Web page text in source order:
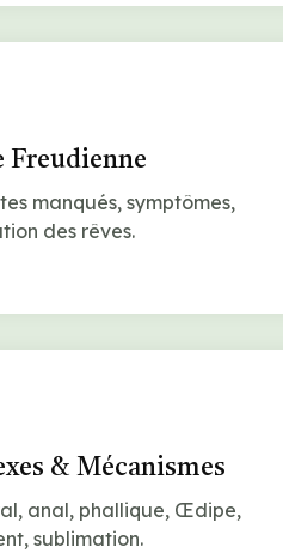
Freudienne
manqués, symptômes,
des rêves.
& Mécanismes
anal, phallique, Œdipe,
sublimation.